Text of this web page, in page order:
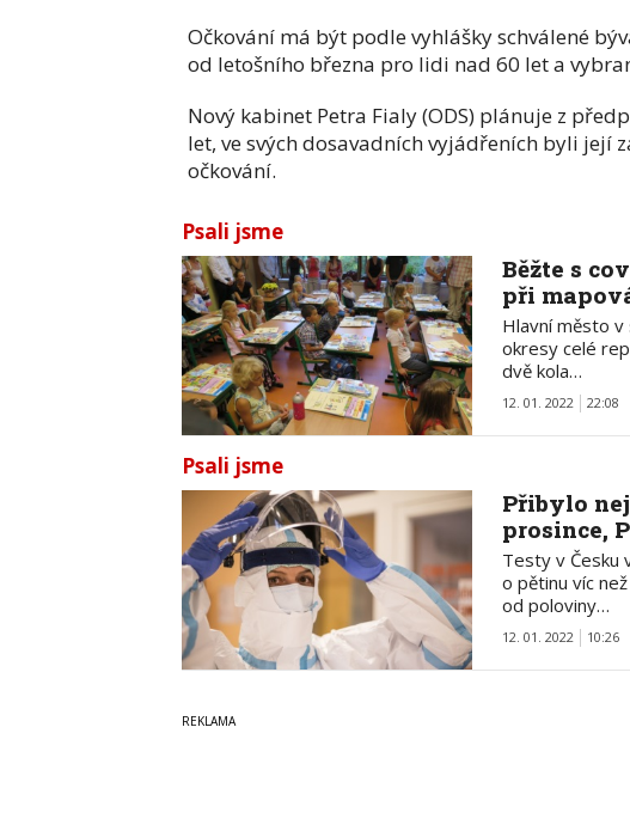
Očkování má být podle vyhlášky schválené
od letošního března pro lidi nad 60 let a
Nový kabinet Petra Fialy (ODS) plánuje z
let, ve svých dosavadních vyjádřeních byli
očkování.
Psali jsme
Běžte s
při
Hlavní město
okresy celé
dvě kola…
12. 01. 2022 22:08
Psali jsme
Přibylo
prosince,
Testy v Česku
o pětinu víc
od poloviny…
12. 01. 2022 10:26